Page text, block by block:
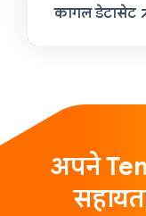
कागल डेटासेट
अपने